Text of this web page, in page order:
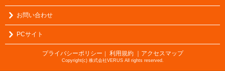
お問い合わせ
PCサイト
プライバシーポリシー ｜ 利用規約 ｜アクセスマップ
Copyright(c) 株式会社VERUS All rights reserved.